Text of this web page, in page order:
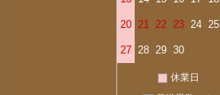
20 21 22 23 24 25
27 28 29 30
休業日